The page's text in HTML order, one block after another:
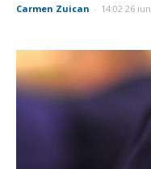
Carmen Zuican - 14:02 26